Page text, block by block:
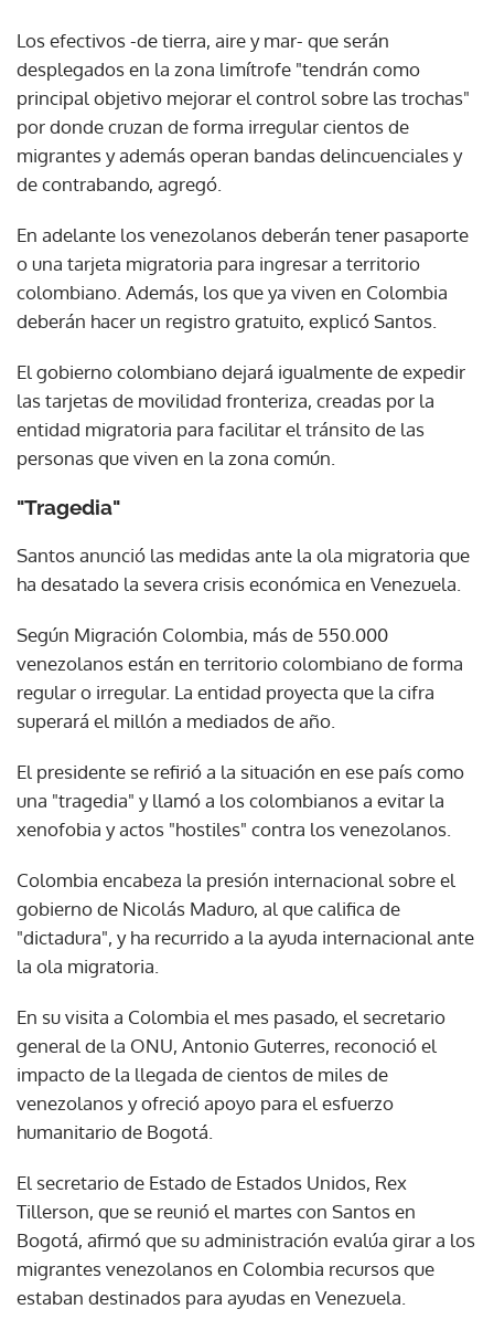
Los efectivos -de tierra, aire y mar- que serán
desplegados en la zona limítrofe "tendrán como
principal objetivo mejorar el control sobre las trochas"
por donde cruzan de forma irregular cientos de
migrantes y además operan bandas delincuenciales y
de contrabando, agregó.
En adelante los venezolanos deberán tener pasaporte
o una tarjeta migratoria para ingresar a territorio
colombiano. Además, los que ya viven en Colombia
deberán hacer un registro gratuito, explicó Santos.
El gobierno colombiano dejará igualmente de expedir
las tarjetas de movilidad fronteriza, creadas por la
entidad migratoria para facilitar el tránsito de las
personas que viven en la zona común.
"Tragedia"
Santos anunció las medidas ante la ola migratoria que
ha desatado la severa crisis económica en Venezuela.
Según Migración Colombia, más de 550.000
venezolanos están en territorio colombiano de forma
regular o irregular. La entidad proyecta que la cifra
superará el millón a mediados de año.
El presidente se refirió a la situación en ese país como
una "tragedia" y llamó a los colombianos a evitar la
xenofobia y actos "hostiles" contra los venezolanos.
Colombia encabeza la presión internacional sobre el
gobierno de Nicolás Maduro, al que califica de
"dictadura", y ha recurrido a la ayuda internacional ante
la ola migratoria.
En su visita a Colombia el mes pasado, el secretario
general de la ONU, Antonio Guterres, reconoció el
impacto de la llegada de cientos de miles de
venezolanos y ofreció apoyo para el esfuerzo
humanitario de Bogotá.
El secretario de Estado de Estados Unidos, Rex
Tillerson, que se reunió el martes con Santos en
Bogotá, afirmó que su administración evalúa girar a los
migrantes venezolanos en Colombia recursos que
estaban destinados para ayudas en Venezuela.